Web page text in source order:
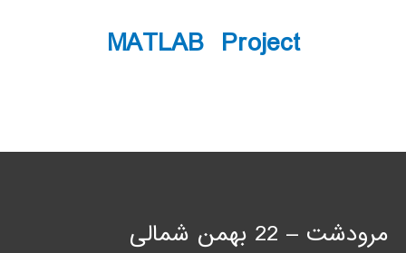
MATLAB Project
مرودشت – 22 بهمن شمالی